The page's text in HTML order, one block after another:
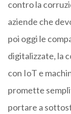
contro la
aziende che
poi oggi le
digitalizzate, la
con IoT e
promette
portare a